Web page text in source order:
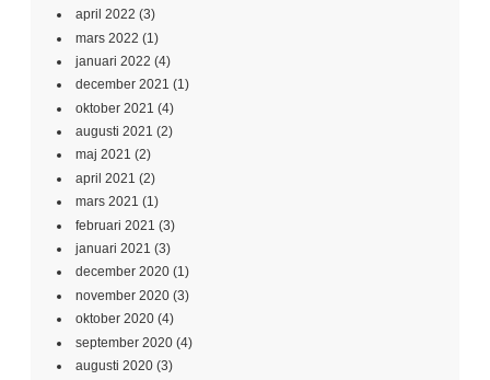
april 2022 (3)
mars 2022 (1)
januari 2022 (4)
december 2021 (1)
oktober 2021 (4)
augusti 2021 (2)
maj 2021 (2)
april 2021 (2)
mars 2021 (1)
februari 2021 (3)
januari 2021 (3)
december 2020 (1)
november 2020 (3)
oktober 2020 (4)
september 2020 (4)
augusti 2020 (3)